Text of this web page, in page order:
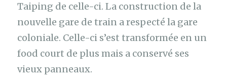
Taiping de celle-ci. La construction de la
nouvelle gare de train a respecté la gare
coloniale. Celle-ci s’est transformée en un
food court de plus mais a conservé ses
vieux panneaux.